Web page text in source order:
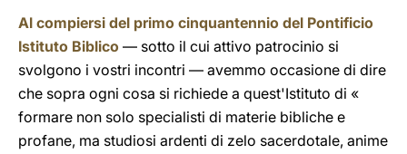
Al compiersi del primo cinquantennio del Pontificio
Istituto Biblico — sotto il cui attivo patrocinio si
svolgono i vostri incontri — avemmo occasione di dire
che sopra ogni cosa si richiede a quest'Istituto di «
formare non solo specialisti di materie bibliche e
profane, ma studiosi ardenti di zelo sacerdotale, anime